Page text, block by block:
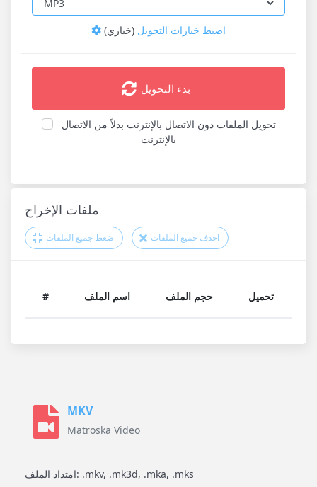
اضبط خيارات التحويل (خياري)
بدء التحويل
تحويل الملفات دون الاتصال بالإنترنت بدلاً من الاتصال
بالإنترنت
ملفات الإخراج
ضغط جميع الملفات احذف جميع الملفات
# اسم الملف حجم الملف تحميل
MKV
Matroska Video
امتداد الملف: .mkv, .mk3d, .mka, .mks